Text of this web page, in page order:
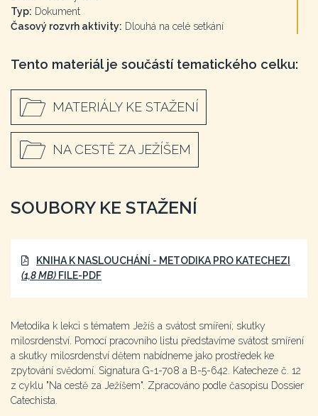
Typ: Dokument
Časový rozvrh aktivity: Dlouhá na celé setkání
Tento materiál je součástí tematického celku:
MATERIÁLY KE STAŽENÍ
NA CESTĚ ZA JEŽÍŠEM
SOUBORY KE STAŽENÍ
KNIHA K NASLOUCHÁNÍ - METODIKA PRO KATECHEZI
(1,8 MB) FILE-PDF
Metodika k lekci s tématem Ježíš a svátost smíření; skutky
milosrdenství. Pomocí pracovního listu představíme svátost smíření
a skutky milosrdenství dětem nabídneme jako prostředek ke
zpytování svědomí. Signatura G-1-708 a B-5-642. Katecheze č. 12
z cyklu "Na cestě za Ježíšem". Zpracováno podle časopisu Dossier
Catechista.